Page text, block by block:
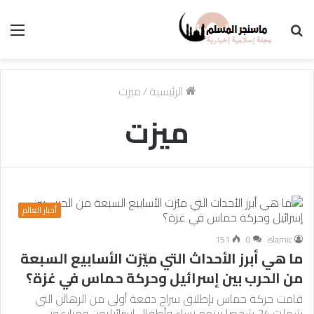
الرئيسية/ميزت
ميزت
أخبار العالم
islamic
0
151
ما هي أبرز الأحداث التي ميّزت الأسابيع السبعة
من الحرب بين إسرائيل وحركة حماس في غزة؟
قامت حركة حماس بإطلاق سراح دفعة أولى من الرهائن التي